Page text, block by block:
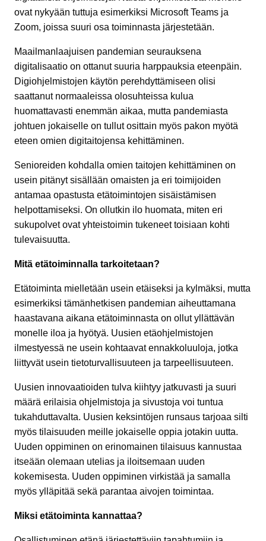
ovat nykyään tuttuja esimerkiksi Microsoft Teams ja
Zoom, joissa suuri osa toiminnasta järjestetään.
Maailmanlaajuisen pandemian seurauksena
digitalisaatio on ottanut suuria harppauksia eteenpäin.
Digiohjelmistojen käytön perehdyttämiseen olisi
saattanut normaaleissa olosuhteissa kulua
huomattavasti enemmän aikaa, mutta pandemiasta
johtuen jokaiselle on tullut osittain myös pakon myötä
eteen omien digitaitojensa kehittäminen.
Senioreiden kohdalla omien taitojen kehittäminen on
usein pitänyt sisällään omaisten ja eri toimijoiden
antamaa opastusta etätoimintojen sisäistämisen
helpottamiseksi. On ollutkin ilo huomata, miten eri
sukupolvet ovat yhteistoimin tukeneet toisiaan kohti
tulevaisuutta.
Mitä etätoiminnalla tarkoitetaan?
Etätoiminta mielletään usein etäiseksi ja kylmäksi, mutta
esimerkiksi tämänhetkisen pandemian aiheuttamana
haastavana aikana etätoiminnasta on ollut yllättävän
monelle iloa ja hyötyä. Uusien etäohjelmistojen
ilmestyessä ne usein kohtaavat ennakkoluuloja, jotka
liittyvät usein tietoturvallisuuteen ja tarpeellisuuteen.
Uusien innovaatioiden tulva kiihtyy jatkuvasti ja suuri
määrä erilaisia ohjelmistoja ja sivustoja voi tuntua
tukahduttavalta. Uusien keksintöjen runsaus tarjoaa silti
myös tilaisuuden meille jokaiselle oppia jotakin uutta.
Uuden oppiminen on erinomainen tilaisuus kannustaa
itseään olemaan utelias ja iloitsemaan uuden
kokemisesta. Uuden oppiminen virkistää ja samalla
myös ylläpitää sekä parantaa aivojen toimintaa.
Miksi etätoiminta kannattaa?